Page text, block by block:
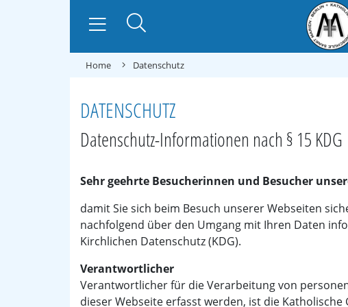
Home Datenschutz
DATENSCHUTZ
Datenschutz-Informationen nach § 15 KDG
Sehr geehrte Besucherinnen und Besucher
damit Sie sich beim Besuch unserer Webseiten
nachfolgend über den Umgang mit Ihren Daten
Kirchlichen Datenschutz (KDG).
Verantwortlicher
Verantwortlicher für die Verarbeitung von
dieser Webseite erfasst werden, ist die